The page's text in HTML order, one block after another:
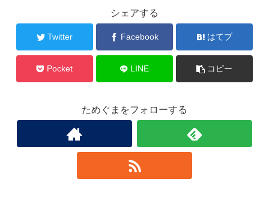
シェアする
Twitter Facebook はてブ
Pocket LINE コピー
ためぐまをフォローする